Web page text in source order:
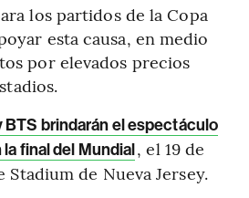
los partidos de la Copa
esta causa, en medio
por elevados precios
BTS brindarán el espectáculo
final del Mundial, el 19 de
de Nueva Jersey.